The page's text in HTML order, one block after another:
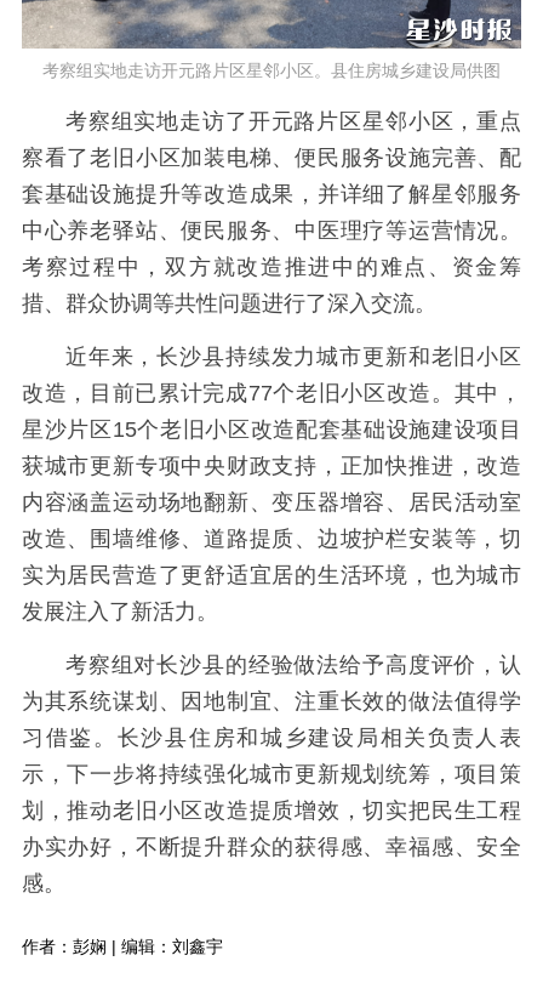
考察组实地走访开元路片区星邻小区。县住房城乡建设局供图
考察组实地走访了开元路片区星邻小区，重点
察看了老旧小区加装电梯、便民服务设施完善、配
套基础设施提升等改造成果，并详细了解星邻服务
中心养老驿站、便民服务、中医理疗等运营情况。
考察过程中，双方就改造推进中的难点、资金筹
措、群众协调等共性问题进行了深入交流。
近年来，长沙县持续发力城市更新和老旧小区
改造，目前已累计完成77个老旧小区改造。其中，
星沙片区15个老旧小区改造配套基础设施建设项目
获城市更新专项中央财政支持，正加快推进，改造
内容涵盖运动场地翻新、变压器增容、居民活动室
改造、围墙维修、道路提质、边坡护栏安装等，切
实为居民营造了更舒适宜居的生活环境，也为城市
发展注入了新活力。
考察组对长沙县的经验做法给予高度评价，认
为其系统谋划、因地制宜、注重长效的做法值得学
习借鉴。长沙县住房和城乡建设局相关负责人表
示，下一步将持续强化城市更新规划统筹，项目策
划，推动老旧小区改造提质增效，切实把民生工程
办实办好，不断提升群众的获得感、幸福感、安全
感。
作者：彭娴 | 编辑：刘鑫宇